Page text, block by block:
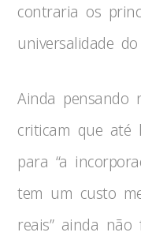
contraria os
universalidade
Ainda pensando
criticam que até
para “a
tem um custo
reais” ainda não